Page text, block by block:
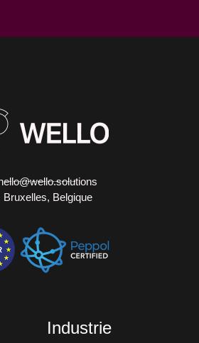
Bruxelles, Belgique
Industrie